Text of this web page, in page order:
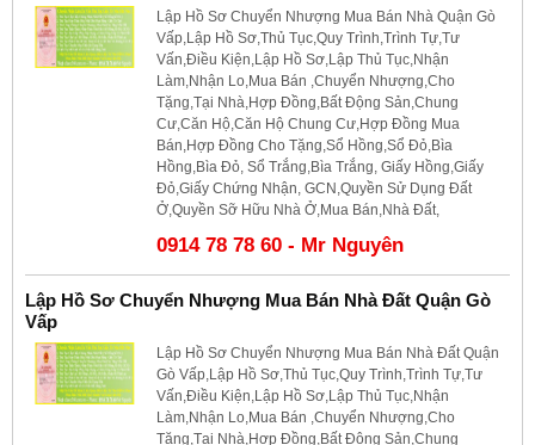
Lập Hồ Sơ Chuyển Nhượng Mua Bán Nhà Quận Gò
Vấp,Lập Hồ Sơ,Thủ Tục,Quy Trình,Trình Tự,Tư
Vấn,Điều Kiện,Lập Hồ Sơ,Lập Thủ Tục,Nhận
Làm,Nhận Lo,Mua Bán ,Chuyển Nhượng,Cho
Tặng,Tại Nhà,Hợp Đồng,Bất Động Sản,Chung
Cư,Căn Hộ,Căn Hộ Chung Cư,Hợp Đồng Mua
Bán,Hợp Đồng Cho Tặng,Sổ Hồng,Sổ Đỏ,Bìa
Hồng,Bìa Đỏ, Sổ Trắng,Bìa Trắng, Giấy Hồng,Giấy
Đỏ,Giấy Chứng Nhận, GCN,Quyền Sử Dụng Đất
Ở,Quyền Sỡ Hữu Nhà Ở,Mua Bán,Nhà Đất,
0914 78 78 60 - Mr Nguyên
Lập Hồ Sơ Chuyển Nhượng Mua Bán Nhà Đất Quận Gò
Vấp
Lập Hồ Sơ Chuyển Nhượng Mua Bán Nhà Đất Quận
Gò Vấp,Lập Hồ Sơ,Thủ Tục,Quy Trình,Trình Tự,Tư
Vấn,Điều Kiện,Lập Hồ Sơ,Lập Thủ Tục,Nhận
Làm,Nhận Lo,Mua Bán ,Chuyển Nhượng,Cho
Tặng,Tại Nhà,Hợp Đồng,Bất Động Sản,Chung